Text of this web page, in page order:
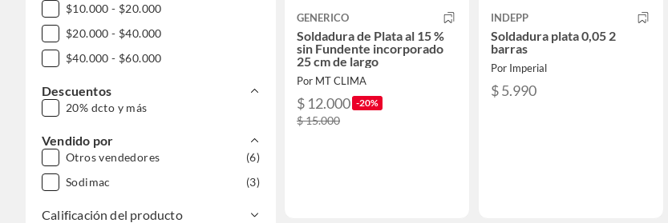
$10.000 - $20.000
$20.000 - $40.000
$40.000 - $60.000
Descuentos
20% dcto y más
Vendido por
Otros vendedores
(6)
Sodimac
(3)
Calificación del producto
GENERICO
Soldadura de Plata al 15 %
sin Fundente incorporado
25 cm de largo
Por MT CLIMA
$ 12.000 -20%
$ 15.000
INDEPP
Soldadura plata 0,05 2
barras
Por Imperial
$ 5.990